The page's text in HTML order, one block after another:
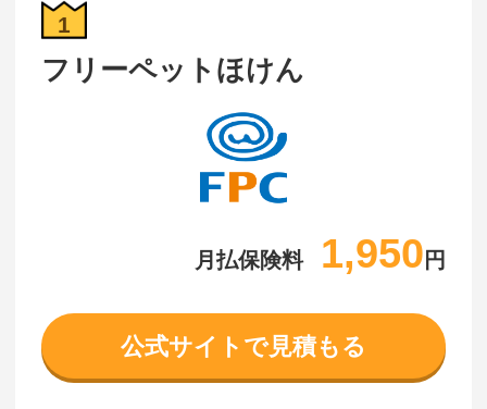
1
フリーペットほけん
月払保険料 1,950 円
公式サイトで見積もる